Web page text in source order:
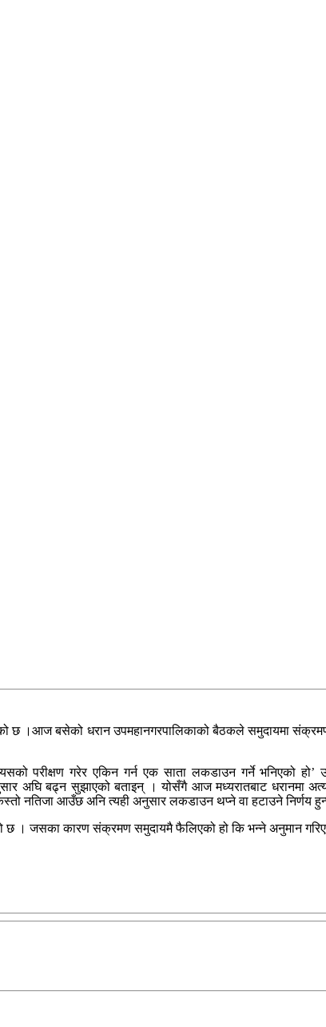
छ ।आज बसेको धरान उपमहानगरपालिकाको बैठकले समुदायमा
परीक्षण गरेर एकिन गर्न एक साता लकडाउन गर्ने भनिएको
अघि बढ्न सुझाएको बताइन् । योसँगै आज मध्यरातबाट धरानमा
नतिजा आउँछ अनि त्यही अनुसार लकडाउन थप्ने वा हटाउने निर्णय
छ । जसका कारण संक्रमण समुदायमै फैलिएको हो कि भन्ने अनुमान